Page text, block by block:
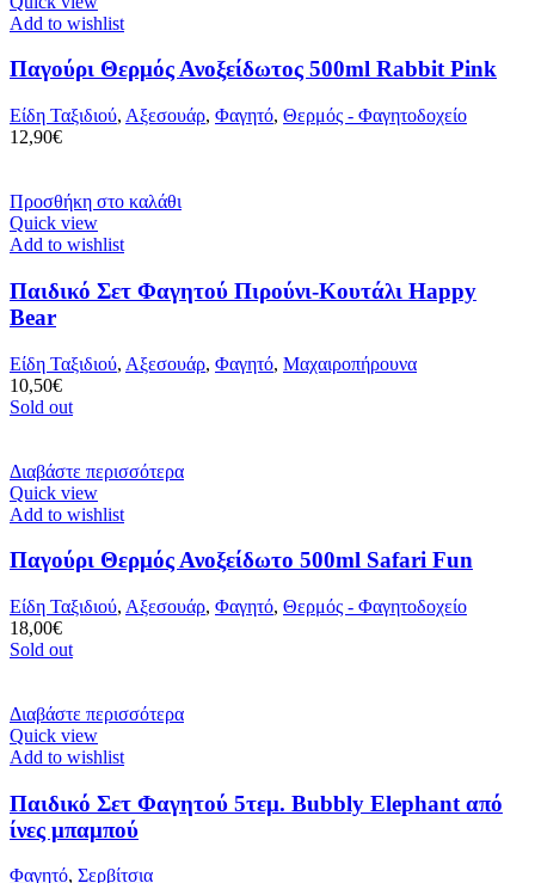
Add to wishlist
Παγούρι Θερμός Ανοξείδωτος 500ml Rabbit Pink
Είδη Ταξιδιού, Αξεσουάρ, Φαγητό, Θερμός - Φαγητοδοχείο
12,90€
Προσθήκη στο καλάθι
Quick view
Add to wishlist
Παιδικό Σετ Φαγητού Πιρούνι-Κουτάλι Happy
Bear
Είδη Ταξιδιού, Αξεσουάρ, Φαγητό, Μαχαιροπήρουνα
10,50€
Sold out
Διαβάστε περισσότερα
Quick view
Add to wishlist
Παγούρι Θερμός Ανοξείδωτο 500ml Safari Fun
Είδη Ταξιδιού, Αξεσουάρ, Φαγητό, Θερμός - Φαγητοδοχείο
18,00€
Sold out
Διαβάστε περισσότερα
Quick view
Add to wishlist
Παιδικό Σετ Φαγητού 5τεμ. Bubbly Elephant από
ίνες μπαμπού
Φαγητό, Σερβίτσια